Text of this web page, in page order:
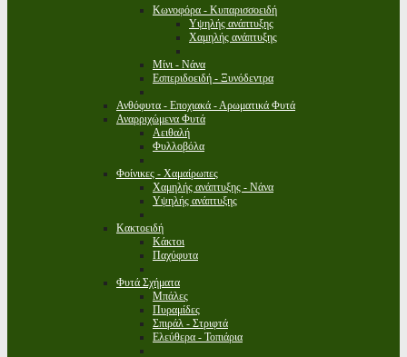
Κωνοφόρα - Κυπαρισσοειδή
Υψηλής ανάπτυξης
Χαμηλής ανάπτυξης
Μίνι - Νάνα
Εσπεριδοειδή - Ξυνόδεντρα
Ανθόφυτα - Εποχιακά - Αρωματικά Φυτά
Αναρριχώμενα Φυτά
Αειθαλή
Φυλλοβόλα
Φοίνικες - Χαμαίρωπες
Χαμηλής ανάπτυξης - Νάνα
Υψηλής ανάπτυξης
Κακτοειδή
Κάκτοι
Παχύφυτα
Φυτά Σχήματα
Μπάλες
Πυραμίδες
Σπιράλ - Στριφτά
Ελεύθερα - Τοπιάρια